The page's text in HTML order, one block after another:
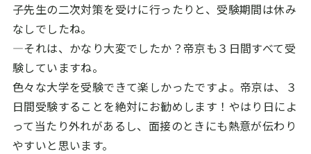
子先生の二次対策を受けに行ったりと、受験期間は休み
なしでしたね。
―それは、かなり大変でしたか？帝京も３日間すべて受
験していますね。
色々な大学を受験できて楽しかったですよ。帝京は、３
日間受験することを絶対にお勧めします！やはり日によ
って当たり外れがあるし、面接のときにも熱意が伝わり
やすいと思います。